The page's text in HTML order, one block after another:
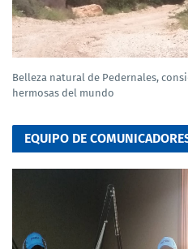
Belleza natural de Pedernales,
hermosas del mundo
EQUIPO DE